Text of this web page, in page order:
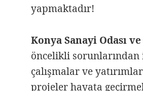
yapmaktadır!
Konya Sanayi Odası
öncelikli sorunlarından
çalışmalar ve
projeler hayata